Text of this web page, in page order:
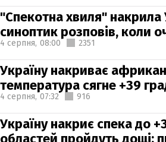
"Спекотна хвиля" накрила
синоптик розповів, коли
4 серпня, 08:00 2351
Україну накриває
температура сягне +39
4 серпня, 07:32 916
Україну накриє спека до
областей пройдуть дощі: